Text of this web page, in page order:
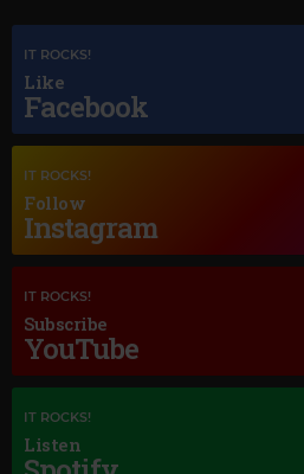
Magic Jazz
SARAH VAUGHAN
IT ROCKS!
Like
Facebook
IT ROCKS!
Follow
Instagram
IT ROCKS!
Subscribe
YouTube
IT ROCKS!
Listen